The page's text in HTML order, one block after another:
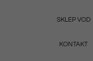
SKLEP VOD
KONTAKT